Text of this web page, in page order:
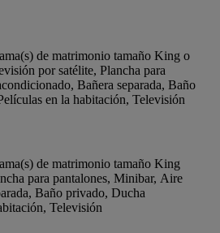
de matrimonio tamaño King o
por satélite, Plancha para
Bañera separada, Baño
en la habitación, Televisión
de matrimonio tamaño King
para pantalones, Minibar, Aire
Baño privado, Ducha
Televisión